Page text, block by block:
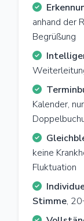
anhand der
Begrüßung
Kalender,
keine
Fluktuation
Stimme,